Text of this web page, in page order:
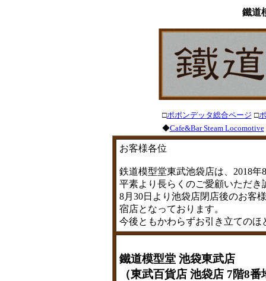
鐵道
□ポポンデッタ総合ページ □
◆Cafe&Bar Steam Locomotive
お客様各位
鉄道模型堂東武池袋店は、2018
平素より長らくのご愛顧いただ
8月30日より池袋店閉店後のお客
宿店となっております。
今後ともかわらずお引き立ての
鐵道模型堂 池袋東武店
（東武百貨店 池袋店 7階8